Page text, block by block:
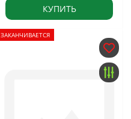
КУПИТЬ
ЗАКАНЧИВАЕТСЯ